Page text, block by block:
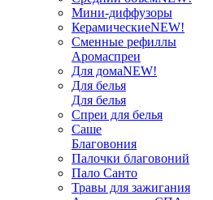
Мини-диффузоры
КерамическиеNEW!
Сменные рефиллы
Аромаспреи
Для домаNEW!
Для белья
Для белья
Спреи для белья
Саше
Благовония
Палочки благовоний
Пало Санто
Травы для зажигания